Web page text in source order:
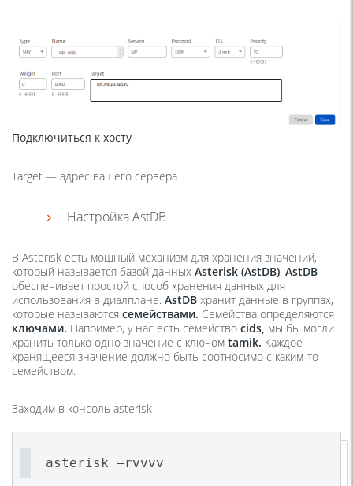
Подключиться к хосту
Target — адрес вашего сервера
Настройка AstDB
В Asterisk есть мощный механизм для хранения значений,
который называется базой данных Asterisk (AstDB). AstDB
обеспечивает простой способ хранения данных для
использования в диалплане. AstDB хранит данные в группах,
которые называются семействами. Семейства определяются
ключами. Например, у нас есть семейство cids мы бы могли
хранить только одно значение с ключом tamik. Каждое
хранящееся значение должно быть соотносимо с каким-то
семейством.
Заходим в консоль asterisk
asterisk –rvvvv